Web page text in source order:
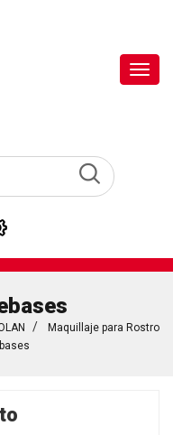
Maquillaje para Rostro